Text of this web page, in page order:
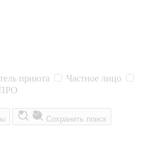
приюта
Частное лицо
ПРО
Сохранить поиск